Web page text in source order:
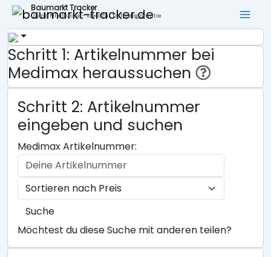
Baumarkt Tracker
Lokale Filialsuche - ideal für Tiefpreisgarantie
Schritt 1: Artikelnummer bei
Medimax heraussuchen
Schritt 2: Artikelnummer
eingeben und suchen
Medimax Artikelnummer:
Suche
Möchtest du diese Suche mit anderen teilen?